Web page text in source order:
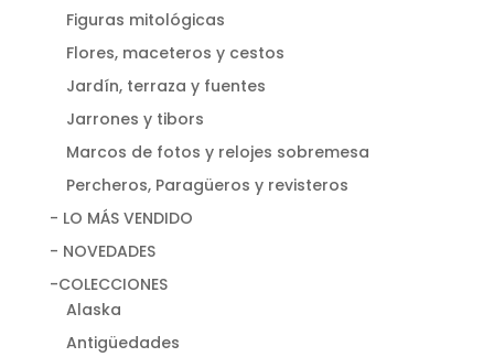
Figuras mitológicas
Flores, maceteros y cestos
Jardín, terraza y fuentes
Jarrones y tibors
Marcos de fotos y relojes sobremesa
Percheros, Paragüeros y revisteros
- LO MÁS VENDIDO
- NOVEDADES
-COLECCIONES
Alaska
Antigüedades